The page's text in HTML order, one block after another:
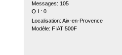
Messages: 105
Q.I.: 0
Localisation: Aix-en-Provence
Modèle: FIAT 500F